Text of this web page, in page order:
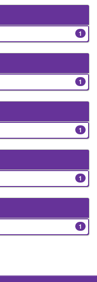
1
1
1
1
1